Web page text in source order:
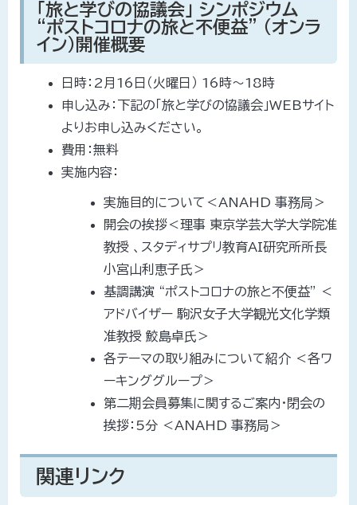
「旅と学びの協議会」 シンポジウム
“ポストコロナの旅と不便益” （オンラ
イン）開催概要
日時：2月16日（火曜日） 16時～18時
申し込み：下記の「旅と学びの協議会」WEBサイト
よりお申し込みください。
費用：無料
実施内容：
実施目的について＜ANAHD 事務局＞
開会の挨拶＜理事 東京学芸大学大学院准
教授 、スタディサプリ教育AI研究所所長
小宮山利恵子氏＞
基調講演 “ポストコロナの旅と不便益” ＜
アドバイザー 駒沢女子大学観光文化学類
准教授 鮫島卓氏＞
各テーマの取り組みについて紹介 ＜各ワ
ーキンググループ＞
第二期会員募集に関するご案内・閉会の
挨拶：5分 ＜ANAHD 事務局＞
関連リンク